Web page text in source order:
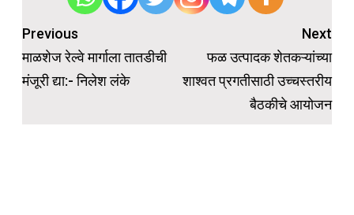
Post
navigation
Previous
माळशेज रेल्वे मार्गाला तातडीची
मंजूरी द्या:- निलेश लंके
Next
फळ उत्पादक शेतकऱ्यांच्या
शाश्वत प्रगतीसाठी उच्चस्तरीय
बैठकीचे आयोजन